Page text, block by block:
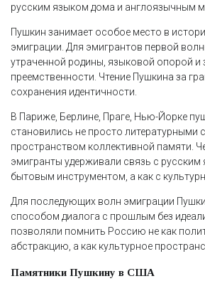
русским языком дома и англоязычным
Пушкин занимает особое место в
эмиграции. Для эмигрантов первой
утраченной родины, языковой опорой и
преемственности. Чтение Пушкина за
сохранения идентичности.
В Париже, Берлине, Праге, Нью-Йорке
становились не просто литературными
пространством коллективной памяти.
эмигранты удерживали связь с русским
бытовым инструментом, а как с
Для последующих волн эмиграции
способом диалога с прошлым без
позволяли помнить Россию не как
абстракцию, а как культурное
Памятники Пушкину в США